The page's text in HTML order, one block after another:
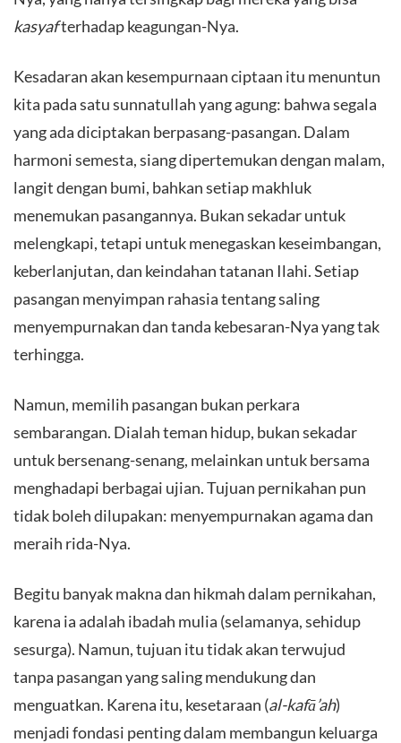
kasyafterhadap keagungan-Nya.
​Kesadaran akan kesempurnaan ciptaan itu menuntun
kita pada satu sunnatullah yang agung: bahwa segala
yang ada diciptakan berpasang-pasangan. Dalam
harmoni semesta, siang dipertemukan dengan malam,
langit dengan bumi, bahkan setiap makhluk
menemukan pasangannya. Bukan sekadar untuk
melengkapi, tetapi untuk menegaskan keseimbangan,
keberlanjutan, dan keindahan tatanan Ilahi. Setiap
pasangan menyimpan rahasia tentang saling
menyempurnakan dan tanda kebesaran-Nya yang tak
terhingga.
​Namun, memilih pasangan bukan perkara
sembarangan. Dialah teman hidup, bukan sekadar
untuk bersenang-senang, melainkan untuk bersama
menghadapi berbagai ujian. Tujuan pernikahan pun
tidak boleh dilupakan: menyempurnakan agama dan
meraih rida-Nya.
​Begitu banyak makna dan hikmah dalam pernikahan,
karena ia adalah ibadah mulia (selamanya, sehidup
sesurga). Namun, tujuan itu tidak akan terwujud
tanpa pasangan yang saling mendukung dan
menguatkan. Karena itu, kesetaraan (al-kafā’ah)
menjadi fondasi penting dalam membangun keluarga